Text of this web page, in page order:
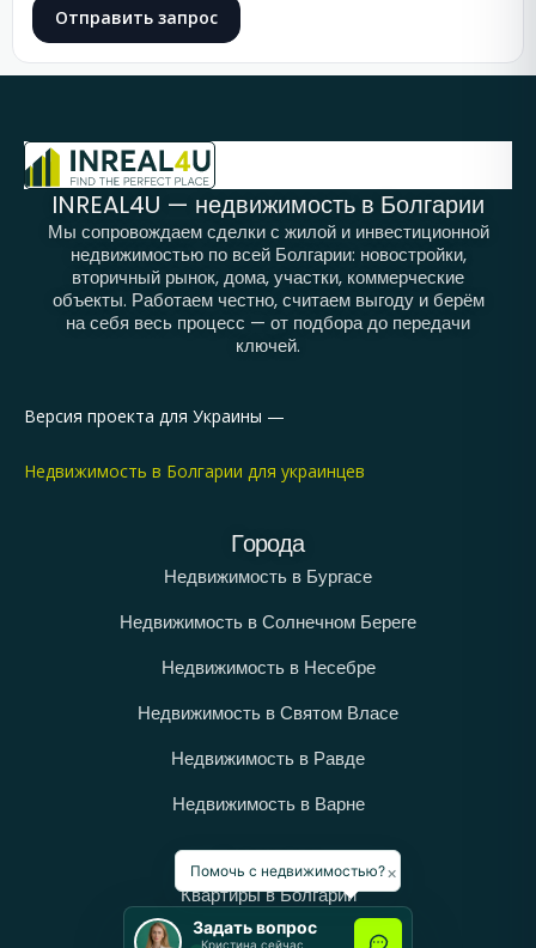
Отправить запрос
INREAL4U — недвижимость в Болгарии
Мы сопровождаем сделки с жилой и инвестиционной
недвижимостью по всей Болгарии: новостройки,
вторичный рынок, дома, участки, коммерческие
объекты. Работаем честно, считаем выгоду и берём
на себя весь процесс — от подбора до передачи
ключей.
Версия проекта для Украины —
Недвижимость в Болгарии для украинцев
Города
Недвижимость в Бургасе
Недвижимость в Солнечном Береге
Недвижимость в Несебре
Недвижимость в Святом Власе
Недвижимость в Равде
Недвижимость в Варне
Категории
Квартиры в Болгарии
Дома в Болгарии
×
Помочь с недвижимостью?
Задать вопрос
Кристина сейчас